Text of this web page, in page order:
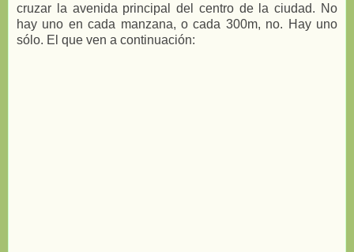
cruzar la avenida principal del centro de la ciudad. No
hay uno en cada manzana, o cada 300m, no. Hay uno
sólo. El que ven a continuación: